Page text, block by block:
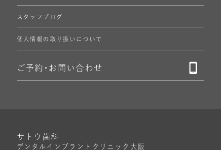
スタッフブログ
個人情報の 取り扱いについて
ご予約・ お問い合わせ
サトウ歯科
デンタルインプラントクリニック 大阪